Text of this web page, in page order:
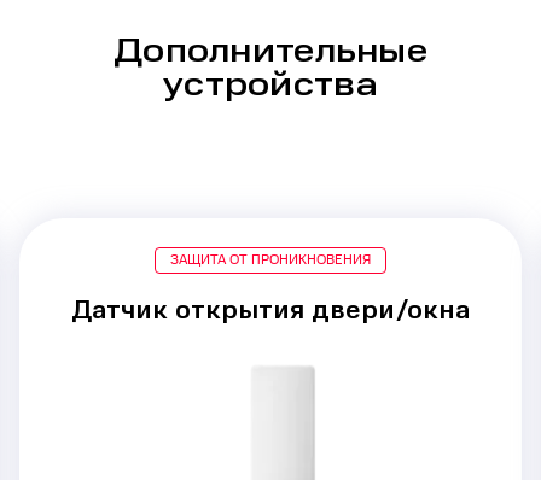
Дополнительные
устройства
ЗАЩИТА ОТ ПРОНИКНОВЕНИЯ
Датчик открытия двери/окна